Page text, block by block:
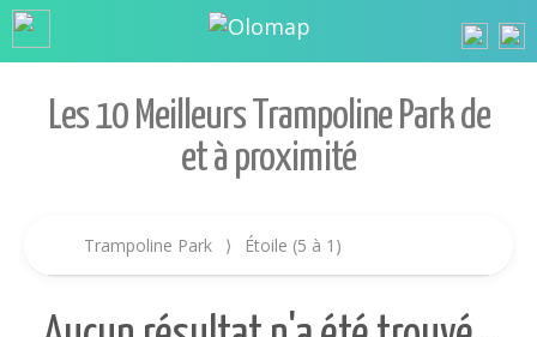
Les 10 Meilleurs Trampoline Park de
et à proximité
Trampoline Park ⟩ Étoile (5 à 1)